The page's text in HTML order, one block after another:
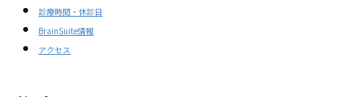
診療時間・休診日
BrainSuite情報
アクセス